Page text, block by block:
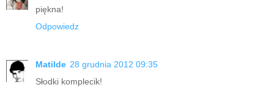
piękna!
Odpowiedz
Matilde 28 grudnia 2012 09:35
Słodki komplecik!